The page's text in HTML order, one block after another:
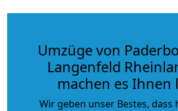
Umzüge von
Langenfeld
machen es Ihnen
Wir geben unser Bestes, dass